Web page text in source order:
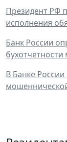
Президент РФ
исполнения
Банк России
В Банке